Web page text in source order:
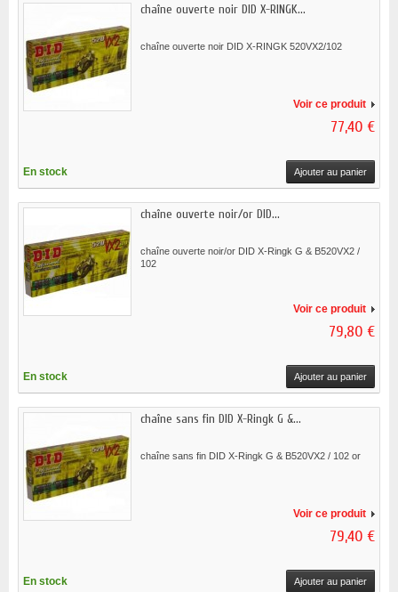
chaîne ouverte noir DID X-RINGK...
chaîne ouverte noir DID X-RINGK 520VX2/102
Voir ce produit
77,40 €
En stock Ajouter au panier
chaîne ouverte noir/or DID...
chaîne ouverte noir/or DID X-Ringk G & B520VX2 /
102
Voir ce produit
79,80 €
En stock Ajouter au panier
chaîne sans fin DID X-Ringk G &...
chaîne sans fin DID X-Ringk G & B520VX2 / 102 or
Voir ce produit
79,40 €
En stock Ajouter au panier